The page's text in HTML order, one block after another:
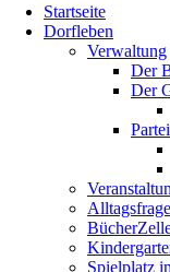
oben
scrollen
Startseite
Dorfleben
Verwaltung
Der
Der
Spielplatz